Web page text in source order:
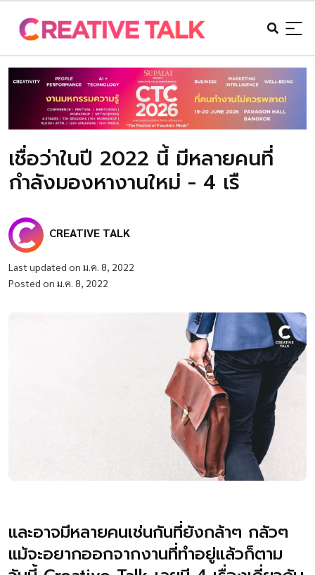
เชื่อว่าในปี 2022 นี้ มีหลายคนที่
กำลังมองหางานใหม่ - 4 เรื
CREATIVE TALK
Last updated on ม.ค. 8, 2022
Posted on ม.ค. 8, 2022
และอาจมีหลายคนเช่นกันที่ยังกล้าๆ กลัวๆ
แม้จะอยากออกจากงานที่ทำอยู่แล้วก็ตาม